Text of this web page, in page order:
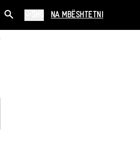
NA MBËSHTETNI